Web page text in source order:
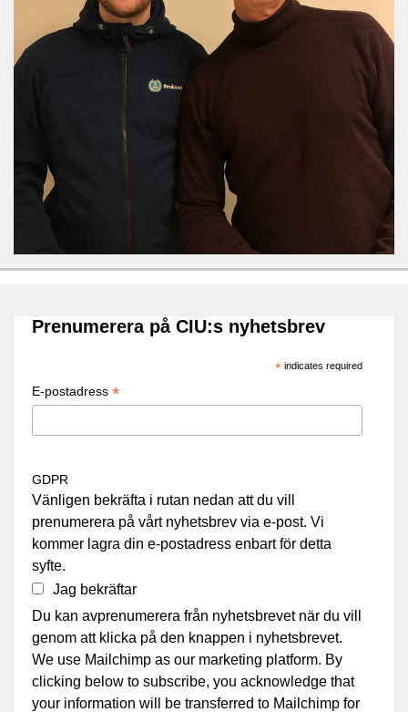
Prenumerera på CIU:s nyhetsbrev
*indicates required
E-postadress *
GDPR
Vänligen bekräfta i rutan nedan att du vill
prenumerera på vårt nyhetsbrev via e-post. Vi
kommer lagra din e-postadress enbart för detta
syfte.
Jag bekräftar
Du kan avprenumerera från nyhetsbrevet när du vill
genom att klicka på den knappen i nyhetsbrevet.
We use Mailchimp as our marketing platform. By
clicking below to subscribe, you acknowledge that
your information will be transferred to Mailchimp for